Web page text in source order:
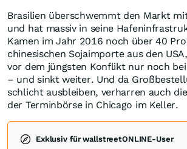
Brasilien überschwemmt den Markt
und hat massiv in seine
Kamen im Jahr 2016 noch über 40
chinesischen Sojaimporte aus den
vor dem jüngsten Konflikt nur noch
– und sinkt weiter. Und da
schlicht ausbleiben, verharren auch
der Terminbörse in Chicago im Keller.
Exklusiv für wallstreetONLINE-User